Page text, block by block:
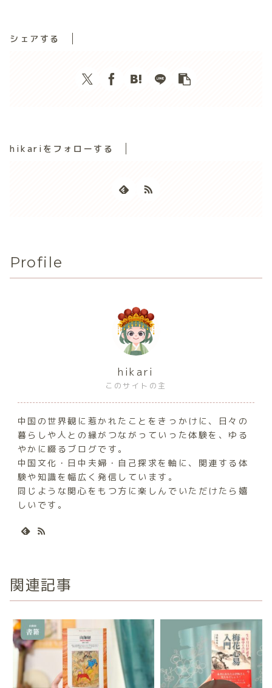
シェアする
hikariをフォローする
Profile
hikari
このサイトの主
中国の世界観に惹かれたことをきっかけに、日々の
暮らしや人との縁がつながっていった体験を、ゆる
やかに綴るブログです。
中国文化・日中夫婦・自己探求を軸に、関連する体
験や知識を幅広く発信しています。
同じような関心をもつ方に楽しんでいただけたら嬉
しいです。
関連記事